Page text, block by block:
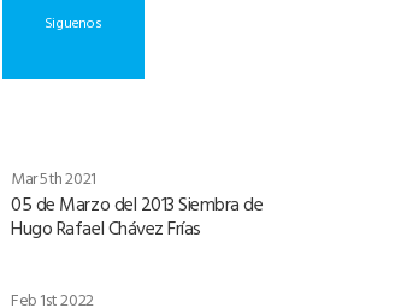
Siguenos
Mar 5th 2021
05 de Marzo del 2013 Siembra de
Hugo Rafael Chávez Frías
Feb 1st 2022